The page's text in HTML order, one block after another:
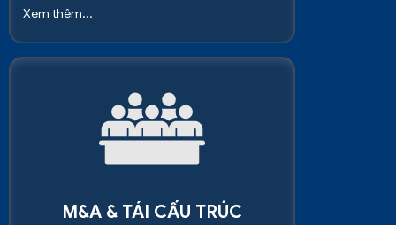
Xem thêm...
M&A & TÁI CẤU TRÚC